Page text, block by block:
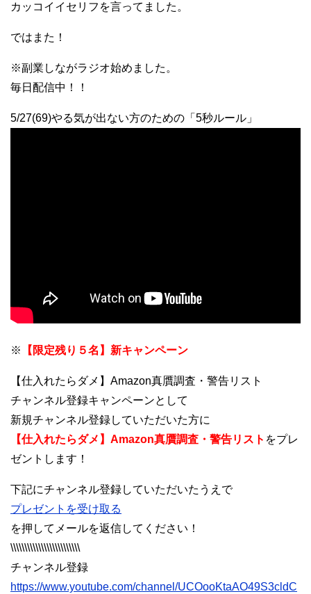
カッコイイセリフを言ってました。
ではまた！
※副業しながラジオ始めました。
毎日配信中！！
5/27(69)やる気が出ない方のための「5秒ルール」
※ 【限定残り５名】新キャンペーン
【仕入れたらダメ】Amazon真贋調査・警告リスト
チャンネル登録キャンペーンとして
新規チャンネル登録していただいた方に
【仕入れたらダメ】Amazon真贋調査・警告リスト をプレ
ゼントします！
下記にチャンネル登録していただいたうえで
プレゼントを受け取る
を押してメールを返信してください！
\\\\\\\\\\\\\\\\\\\\\\\\\
チャンネル登録
https://www.youtube.com/channel/UCOooKtaAO49S3cldC